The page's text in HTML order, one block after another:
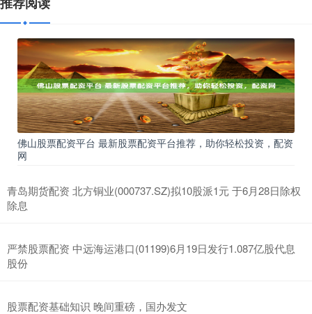
佛山股票配资平台 最新股票配资平台推荐，助你轻松投资，配资
网
青岛期货配资 北方铜业(000737.SZ)拟10股派1元 于6月28日除权
除息
严禁股票配资 中远海运港口(01199)6月19日发行1.087亿股代息
股份
股票配资基础知识 晚间重磅，国办发文